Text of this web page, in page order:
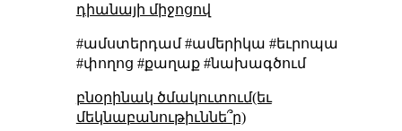
դիանայի միջոցով
#ամստերդամ #ամերիկա #եւրոպա
#փողոց #քաղաք #նախագծում
բնօրինակ ծմակուտում(եւ
մեկնաբանութիւննե՞ր)